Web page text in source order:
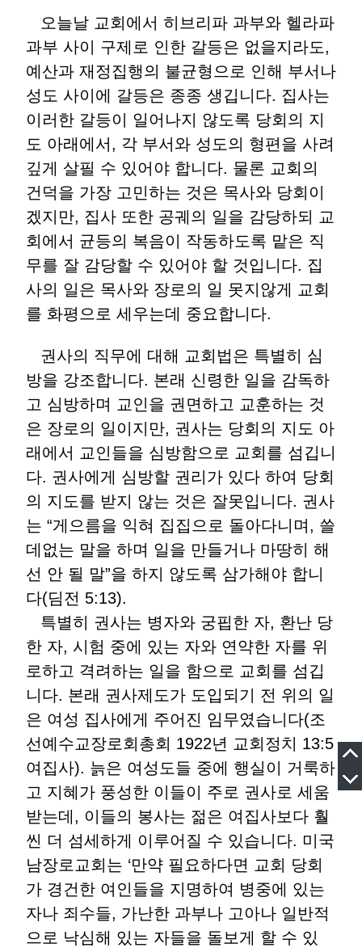
오늘날 교회에서 히브리파 과부와 헬라파
과부 사이 구제로 인한 갈등은 없을지라도,
예산과 재정집행의 불균형으로 인해 부서나
성도 사이에 갈등은 종종 생깁니다. 집사는
이러한 갈등이 일어나지 않도록 당회의 지
도 아래에서, 각 부서와 성도의 형편을 사려
깊게 살필 수 있어야 합니다. 물론 교회의
건덕을 가장 고민하는 것은 목사와 당회이
겠지만, 집사 또한 공궤의 일을 감당하되 교
회에서 균등의 복음이 작동하도록 맡은 직
무를 잘 감당할 수 있어야 할 것입니다. 집
사의 일은 목사와 장로의 일 못지않게 교회
를 화평으로 세우는데 중요합니다.
권사의 직무에 대해 교회법은 특별히 심
방을 강조합니다. 본래 신령한 일을 감독하
고 심방하며 교인을 권면하고 교훈하는 것
은 장로의 일이지만, 권사는 당회의 지도 아
래에서 교인들을 심방함으로 교회를 섬깁니
다. 권사에게 심방할 권리가 있다 하여 당회
의 지도를 받지 않는 것은 잘못입니다. 권사
는 “게으름을 익혀 집집으로 돌아다니며, 쓸
데없는 말을 하며 일을 만들거나 마땅히 해
선 안 될 말”을 하지 않도록 삼가해야 합니
다(딤전 5:13).
특별히 권사는 병자와 궁핍한 자, 환난 당
한 자, 시험 중에 있는 자와 연약한 자를 위
로하고 격려하는 일을 함으로 교회를 섬깁
니다. 본래 권사제도가 도입되기 전 위의 일
은 여성 집사에게 주어진 임무였습니다(조
선예수교장로회총회 1922년 교회정치 13:5
여집사). 늙은 여성도들 중에 행실이 거룩하
고 지혜가 풍성한 이들이 주로 권사로 세움
받는데, 이들의 봉사는 젊은 여집사보다 훨
씬 더 섬세하게 이루어질 수 있습니다. 미국
남장로교회는 ‘만약 필요하다면 교회 당회
가 경건한 여인들을 지명하여 병중에 있는
자나 죄수들, 가난한 과부나 고아나 일반적
으로 낙심해 있는 자들을 돌보게 할 수 있